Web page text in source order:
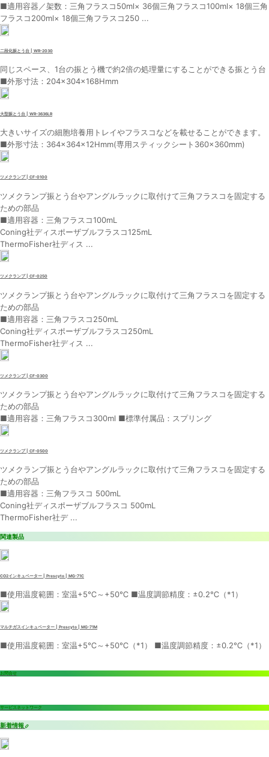
■適用容器／架数：三角フラスコ50ml× 36個三角フラスコ100ml× 18個三角
フラスコ200ml× 18個三角フラスコ250 ...
二段化振とう台 | WR-2030
同じスペース、1台の振とう機で約2倍の処理量にすることができる振とう台
■外形寸法：204×304×168Hmm
大型振とう台 | WR-3636LR
大きいサイズの細胞培養用トレイやフラスコなどを載せることができます。
■外形寸法：364×364×12Hmm(専用スティックシート360×360mm)
ツメクランプ | CF-0100
ツメクランプ振とう台やアングルラックに取付けて三角フラスコを固定する
ための部品
■適用容器：三角フラスコ100mL
Coning社ディスポーザブルフラスコ125mL
ThermoFisher社ディス ...
ツメクランプ | CF-0250
ツメクランプ振とう台やアングルラックに取付けて三角フラスコを固定する
ための部品
■適用容器：三角フラスコ250mL
Coning社ディスポーザブルフラスコ250mL
ThermoFisher社ディス ...
ツメクランプ | CF-0300
ツメクランプ振とう台やアングルラックに取付けて三角フラスコを固定する
ための部品
■適用容器：三角フラスコ300ml ■標準付属品：スプリング
ツメクランプ | CF-0500
ツメクランプ振とう台やアングルラックに取付けて三角フラスコを固定する
ための部品
■適用容器：三角フラスコ 500mL
Coning社ディスポーザブルフラスコ 500mL
ThermoFisher社デ ...
関連製品
CO2インキュベーター | Prescyto | MG-71C
■使用温度範囲：室温+5℃～+50℃ ■温度調節精度：±0.2℃（*1）
マルチガスインキュベーター | Prescyto | MG-71M
■使用温度範囲：室温+5℃～+50℃（*1） ■温度調節精度：±0.2℃（*1）
お問合せ
サービスネットワーク
新着情報